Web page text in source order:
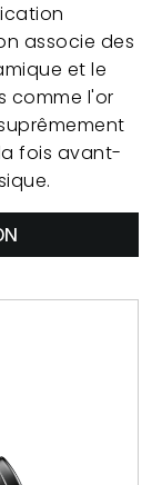
associe des
et le
comme l'or
fois avant-